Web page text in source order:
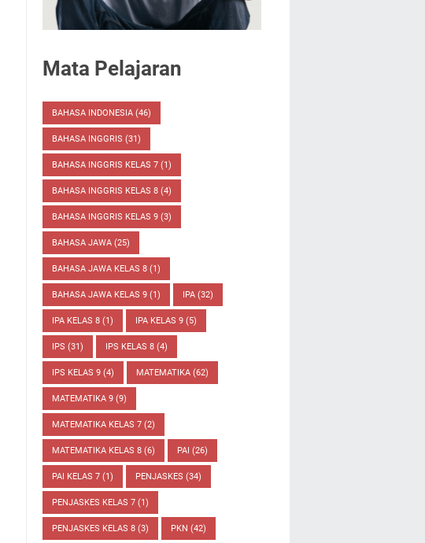
Mata Pelajaran
BAHASA INDONESIA (46)
BAHASA INGGRIS (31)
BAHASA INGGRIS KELAS 7 (1)
BAHASA INGGRIS KELAS 8 (4)
BAHASA INGGRIS KELAS 9 (3)
BAHASA JAWA (25)
BAHASA JAWA KELAS 8 (1)
BAHASA JAWA KELAS 9 (1) IPA (32)
IPA KELAS 8 (1) IPA KELAS 9 (5)
IPS (31) IPS KELAS 8 (4)
IPS KELAS 9 (4) MATEMATIKA (62)
MATEMATIKA 9 (9)
MATEMATIKA KELAS 7 (2)
MATEMATIKA KELAS 8 (6) PAI (26)
PAI KELAS 7 (1) PENJASKES (34)
PENJASKES KELAS 7 (1)
PENJASKES KELAS 8 (3) PKN (42)